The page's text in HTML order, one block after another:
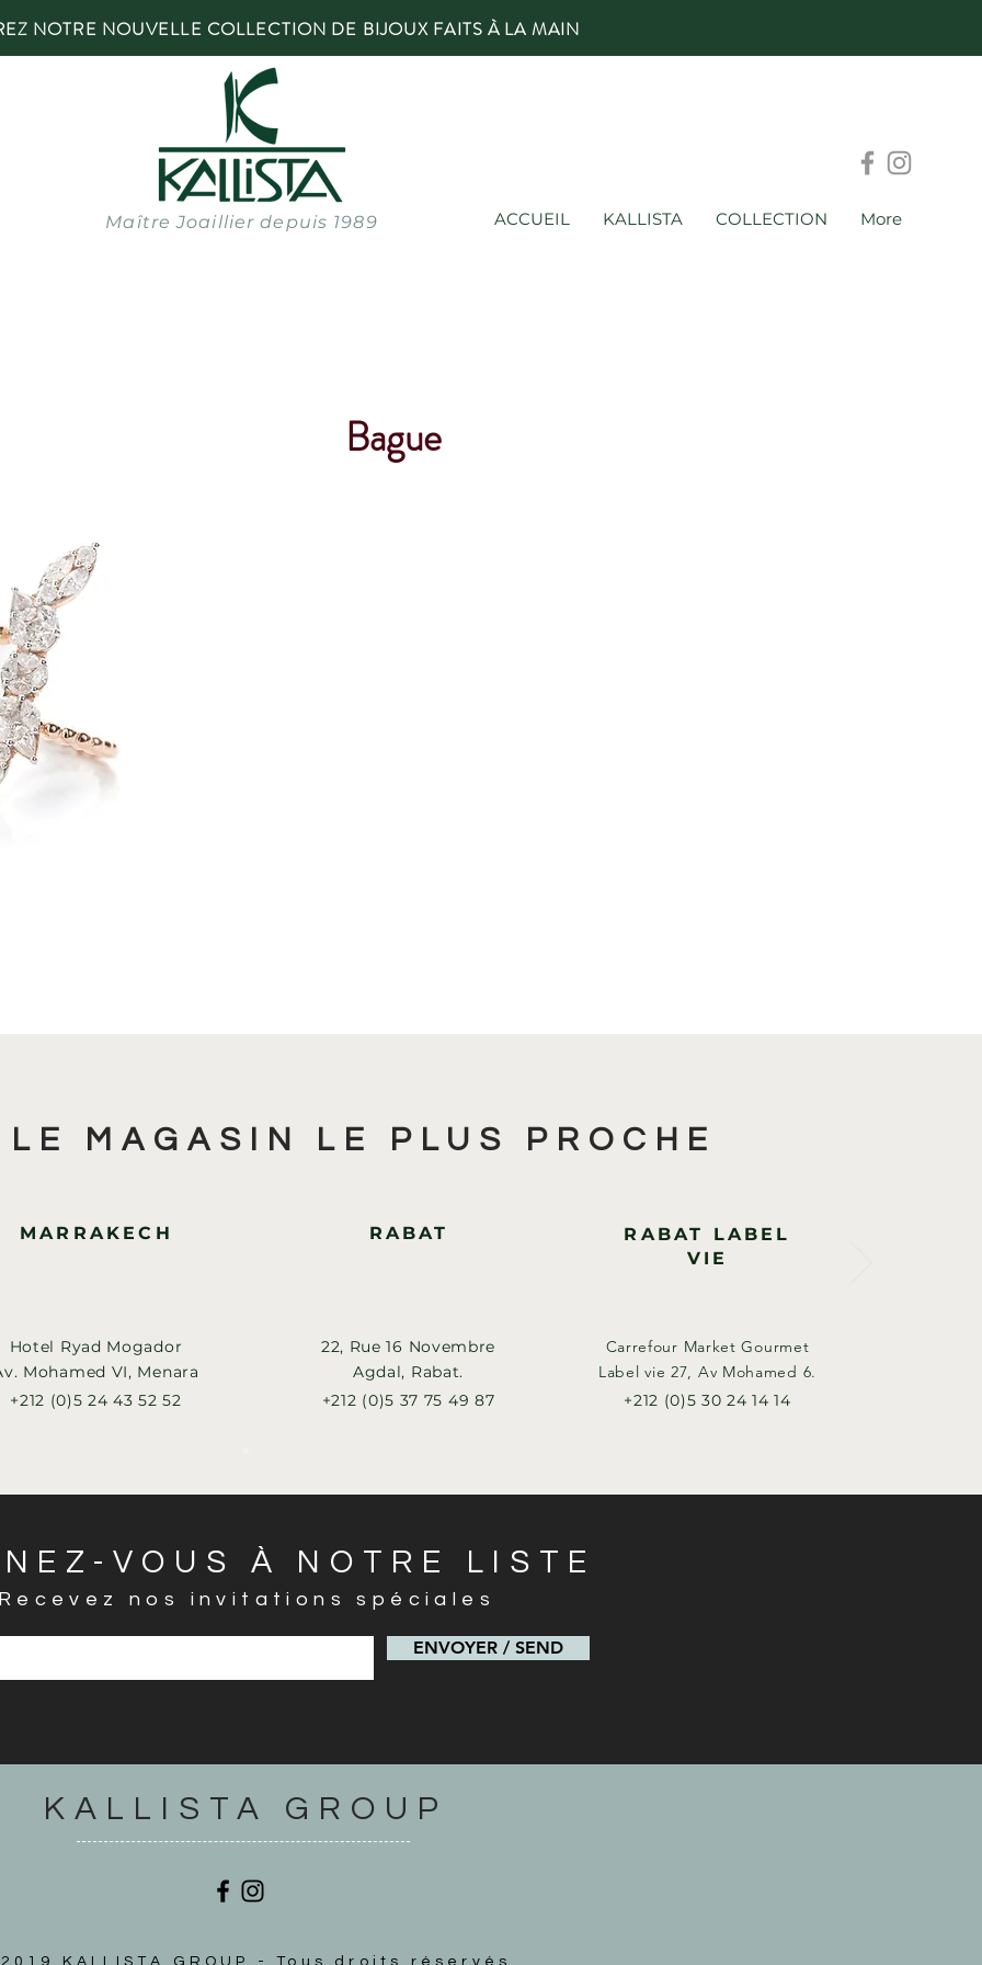
NOTRE NOUVELLE COLLECTION DE BIJOUX FAITS À LA MAIN
Maître Joaillier depuis 1989 ACCUEIL KALLISTA COLLECTION More
Bague
KALLISTA GROUP
KALLISTA GROUP - Tous droits réservés
ENVOYER / SEND
VOUS À NOTRE LISTE
Recevez nos invitations spéciales
LE MAGASIN LE PLUS PROCHE
MARRAKECH
Hotel Ryad Mogador
Mohamed VI, Menara
+212 (0)5 24 43 52 52
RABAT
22, Rue 16 Novembre
Agdal, Rabat.
+212 (0)5 37 75 49 87
RABAT LABEL
VIE
Carrefour Market Gourmet
Label vie 27, Av Mohamed 6.​
+212 (0)5 30 24 14 14